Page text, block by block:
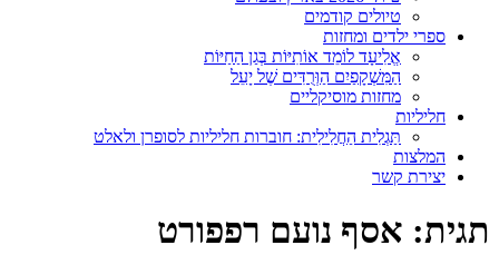
טיולים קודמים
ספרי ילדים ומחזות
אֱלִיעָד לוֹמֵד אוֹתִיּוֹת בְּגַן הַחַיּוֹת
הַמִּשְׁקָפַיִם הַוְּרֻדִּים שֶׁל יָעֵל
מחזות מוסיקליים
חליליות
תַּגְלִית הַחֲלִילִית: חוברות חליליות לסופרן ולאלט
המלצות
יצירת קשר
תגית: אסף נועם רפפורט